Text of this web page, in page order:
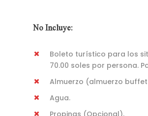
No Incluye:
Boleto turístico para los
70.00 soles por persona.
Almuerzo (almuerzo
Agua.
Propinas (Opcional).